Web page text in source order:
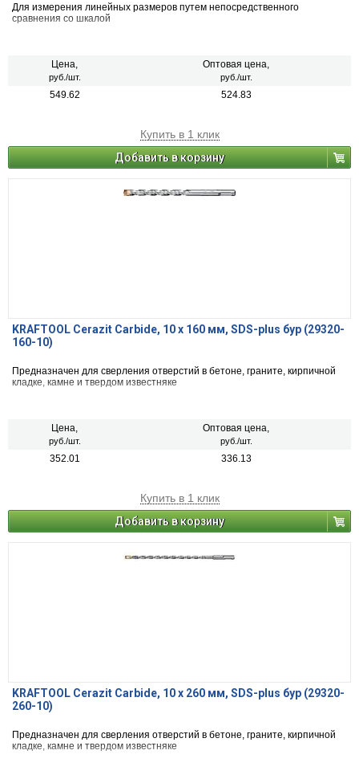
Для измерения линейных размеров путем непосредственного
сравнения со шкалой
Цена,
руб./шт.
Оптовая цена,
руб./шт.
549.62 524.83
Купить в 1 клик
Добавить в корзину
KRAFTOOL Cerazit Carbide, 10 х 160 мм, SDS-plus бур (29320-
160-10)
Предназначен для сверления отверстий в бетоне, граните, кирпичной
кладке, камне и твердом известняке
Цена,
руб./шт.
Оптовая цена,
руб./шт.
352.01 336.13
Купить в 1 клик
Добавить в корзину
KRAFTOOL Cerazit Carbide, 10 х 260 мм, SDS-plus бур (29320-
260-10)
Предназначен для сверления отверстий в бетоне, граните, кирпичной
кладке, камне и твердом известняке